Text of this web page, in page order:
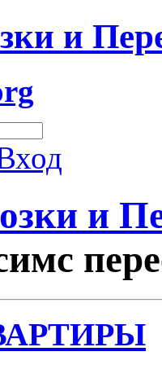
и
и